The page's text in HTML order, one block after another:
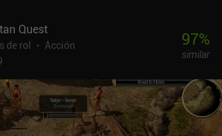
$ para desbloquear el resto del contenido.
justo para un juego tan bien hecho, y si aún
una oportunidad.
Quest
de rol
Acción
97%
similar